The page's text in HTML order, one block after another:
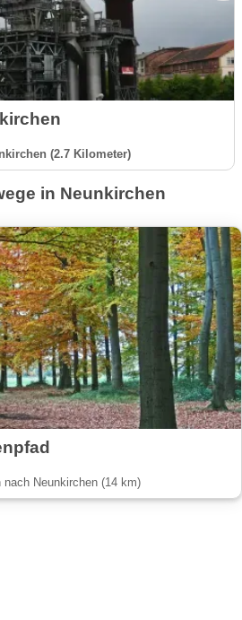
(2.7 Kilometer)
in Neunkirchen
Neunkirchen (14 km)